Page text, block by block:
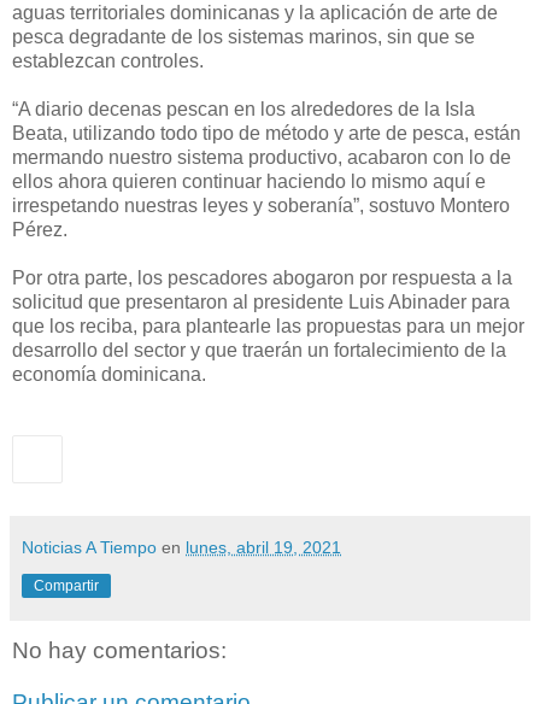
aguas territoriales dominicanas y la aplicación de arte de
pesca degradante de los sistemas marinos, sin que se
establezcan controles.
“A diario decenas pescan en los alrededores de la Isla
Beata, utilizando todo tipo de método y arte de pesca, están
mermando nuestro sistema productivo, acabaron con lo de
ellos ahora quieren continuar haciendo lo mismo aquí e
irrespetando nuestras leyes y soberanía”, sostuvo Montero
Pérez.
Por otra parte, los pescadores abogaron por respuesta a la
solicitud que presentaron al presidente Luis Abinader para
que los reciba, para plantearle las propuestas para un mejor
desarrollo del sector y que traerán un fortalecimiento de la
economía dominicana.
Noticias A Tiempo en lunes, abril 19, 2021
Compartir
No hay comentarios: